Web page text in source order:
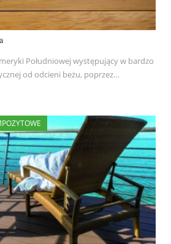
Południowej występujący w bardzo
od odcieni beżu, poprzez…